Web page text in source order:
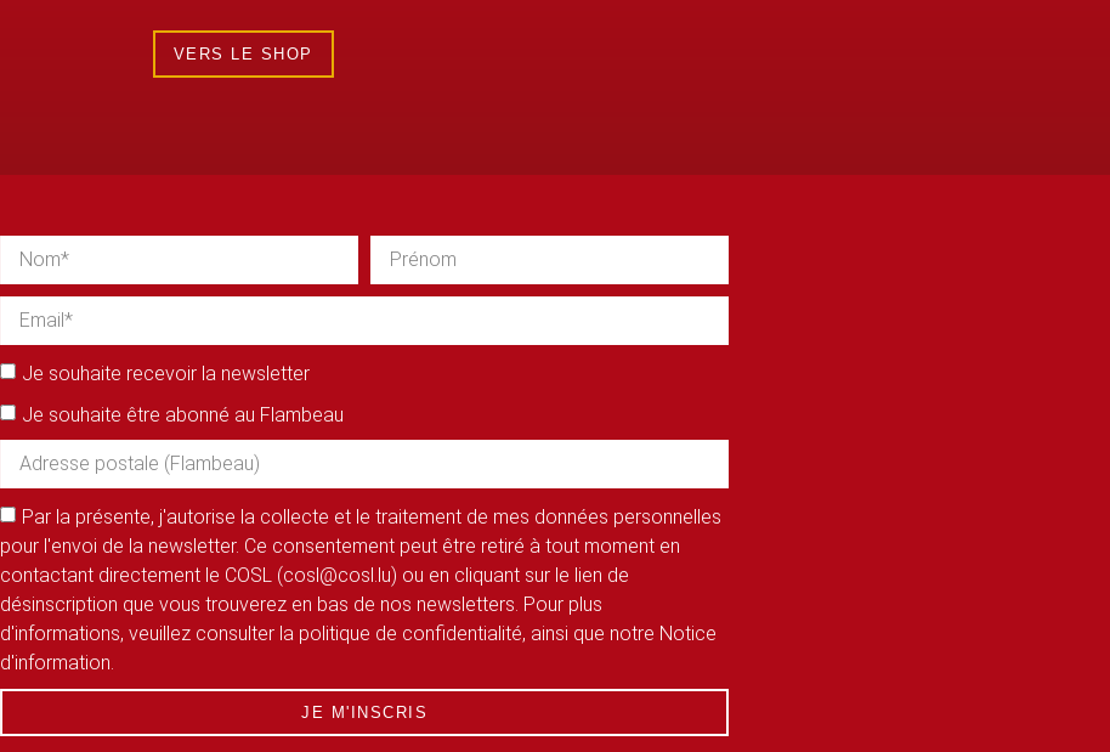
VERS LE SHOP
Je souhaite recevoir la newsletter
Je souhaite être abonné au Flambeau
Par la présente, j'autorise la collecte et le traitement de mes données personnelles
pour l'envoi de la newsletter. Ce consentement peut être retiré à tout moment en
contactant directement le COSL (cosl@cosl.lu) ou en cliquant sur le lien de
désinscription que vous trouverez en bas de nos newsletters. Pour plus
d'informations, veuillez consulter la politique de confidentialité, ainsi que notre Notice
d'information.
JE M'INSCRIS